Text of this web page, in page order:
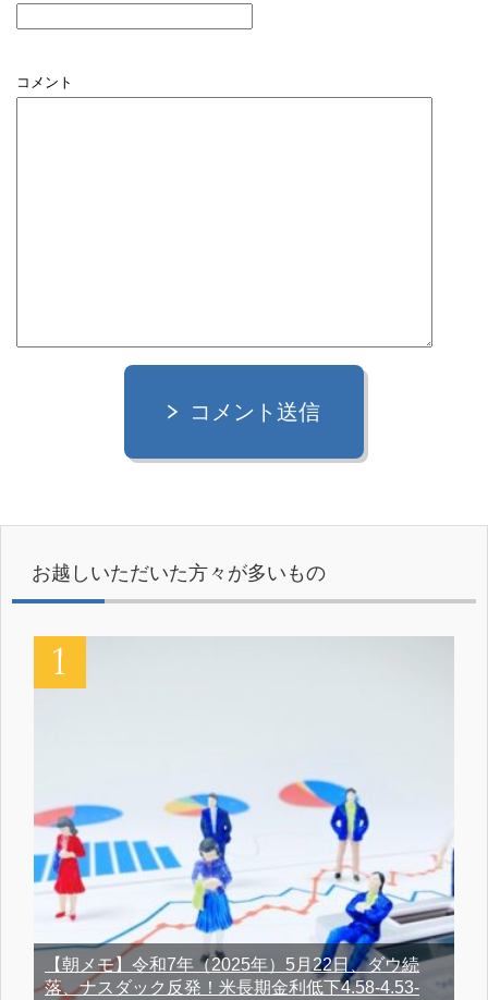
コメント
コメント送信
お越しいただいた方々が多いもの
【朝メモ】令和7年（2025年）5月22日、ダウ続
落、ナスダック反発！米長期金利低下4.58-4.53-